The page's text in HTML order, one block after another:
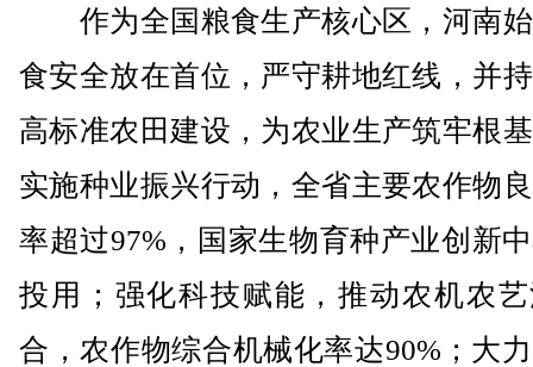
作为全国粮食生产核心区，河南
食安全放在首位，严守耕地红线，并
高标准农田建设，为农业生产筑牢根
实施种业振兴行动，全省主要农作物
率超过97%，国家生物育种产业创新
投用；强化科技赋能，推动农机农
合，农作物综合机械化率达90%；大